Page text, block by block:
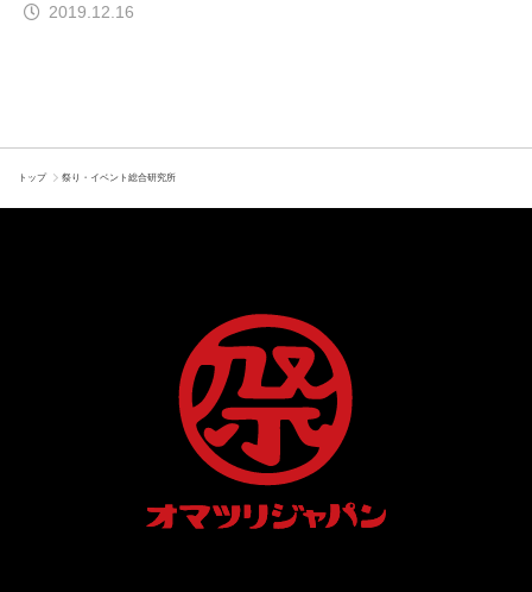
2019.12.16
トップ 祭り・イベント総合研究所